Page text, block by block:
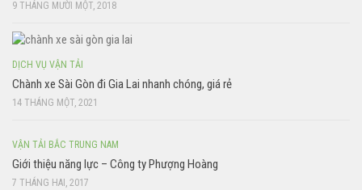
9 THÁNG MƯỜI MỘT, 2018
DỊCH VỤ VẬN TẢI
Chành xe Sài Gòn đi Gia Lai nhanh chóng, giá rẻ
14 THÁNG MỘT, 2021
VẬN TẢI BẮC TRUNG NAM
Giới thiệu năng lực – Công ty Phượng Hoàng
7 THÁNG HAI, 2017